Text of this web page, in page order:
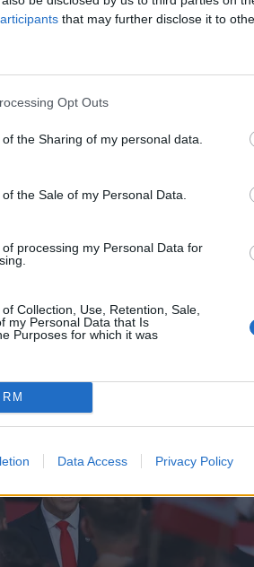
that may further disclose it to
Opt Outs
the Sharing of my personal data.
the Sale of my Personal Data.
processing my Personal Data for
Collection, Use, Retention, Sale,
my Personal Data that Is
Purposes for which it was
Data Access Privacy Policy